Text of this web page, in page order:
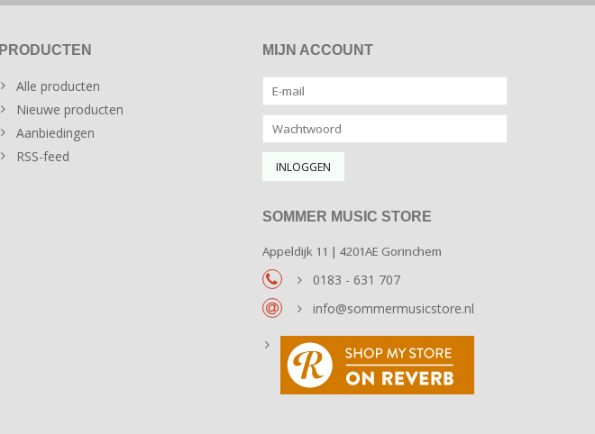
PRODUCTEN
Alle producten
Nieuwe producten
Aanbiedingen
RSS-feed
MIJN ACCOUNT
SOMMER MUSIC STORE
Appeldijk 11 | 4201AE Gorinchem
0183 - 631 707
info@sommermusicstore.nl